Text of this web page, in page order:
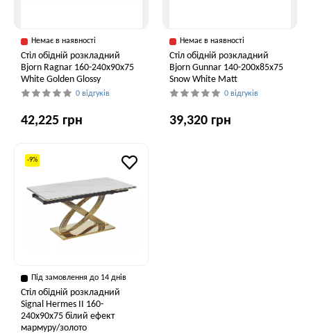
Немає в наявності
Стіл обідній розкладний
Bjorn Ragnar 160-240х90х75
White Golden Glossy
0 відгуків
42,225 грн
Немає в наявності
Стіл обідній розкладний
Bjorn Gunnar 140-200х85х75
Snow White Matt
0 відгуків
39,320 грн
-9%
Під замовлення до 14 днів
Стіл обідній розкладний
Signal Hermes II 160-
240x90x75 білий ефект
мармуру/золото